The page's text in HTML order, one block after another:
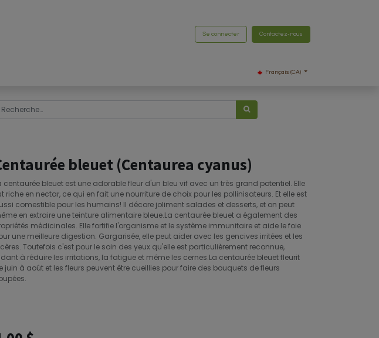
Se connecter Contactez-nous
Français (CA)
bleuet (Centaurea cyanus)
centaurée bleuet est une adorable fleur d'un bleu vif avec un très grand potentiel. Elle
riche en nectar, ce qui en fait une nourriture de choix pour les pollinisateurs. Et elle est
comestible pour les humains! Il décore joliment salades et desserts, et on peut
en extraire une teinture alimentaire bleue.La centaurée bleuet a également des
médicinales. Elle fortifie l'organisme et le système immunitaire et aide le foie
une meilleure digestion. Gargarisée, elle peut aider avec les gencives irritées et les
Toutefois c'est pour le soin des yeux qu'elle est particulièrement reconnue,
à réduire les irritations, la fatigue et même les cernes.La centaurée bleuet fleurit
juin à août et les fleurs peuvent être cueillies pour faire des bouquets de fleurs